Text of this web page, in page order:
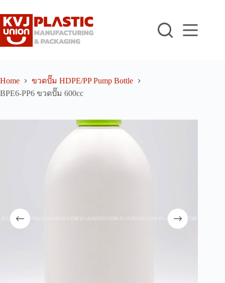
to
content
Home
ขวดปั๊ม HDPE/PP Pump Bottle
BPE6-PP6 ขวดปั๊ม 600cc